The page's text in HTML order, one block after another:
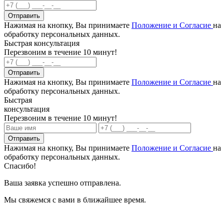
Отправить
Нажимая на кнопку, Вы принимаете Положение и Согласие на
обработку персональных данных.
Быстрая консультация
Перезвоним в течение 10 минут!
Отправить
Нажимая на кнопку, Вы принимаете Положение и Согласие на
обработку персональных данных.
Быстрая
консультация
Перезвоним в течение 10 минут!
Отправить
Нажимая на кнопку, Вы принимаете Положение и Согласие на
обработку персональных данных.
Спасибо!
Ваша заявка успешно отправлена.
Мы свяжемся с вами в ближайшее время.